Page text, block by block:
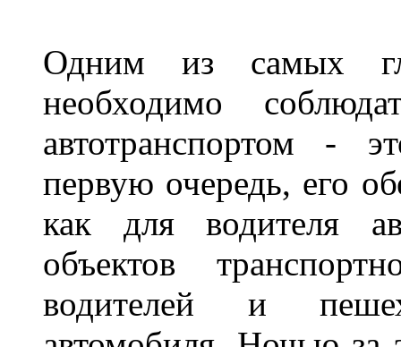
Одним из самых
необходимо
автотранспортом -
первую очередь, его
как для водителя
объектов
водителей и